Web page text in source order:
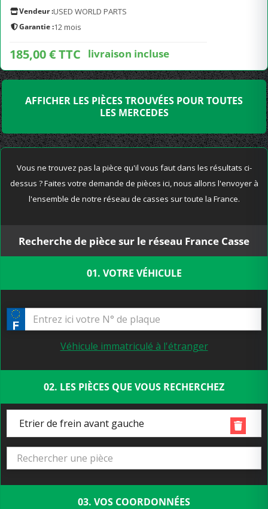
Vendeur :USED WORLD PARTS
Garantie :12 mois
185,00 € TTC livraison incluse
AFFICHER LES PIÈCES TROUVÉES POUR TOUTES
LES MERCEDES
Vous ne trouvez pas la pièce qu'il vous faut dans les résultats ci-
dessus ? Faites votre demande de pièces ici, nous allons l'envoyer à
l'ensemble de notre réseau de casses sur toute la France.
Recherche de pièce sur le réseau France Casse
01. VOTRE VÉHICULE
Véhicule immatriculé à l'étranger
02. LES PIÈCES QUE VOUS RECHERCHEZ
Etrier de frein avant gauche
03. VOS COORDONNÉES